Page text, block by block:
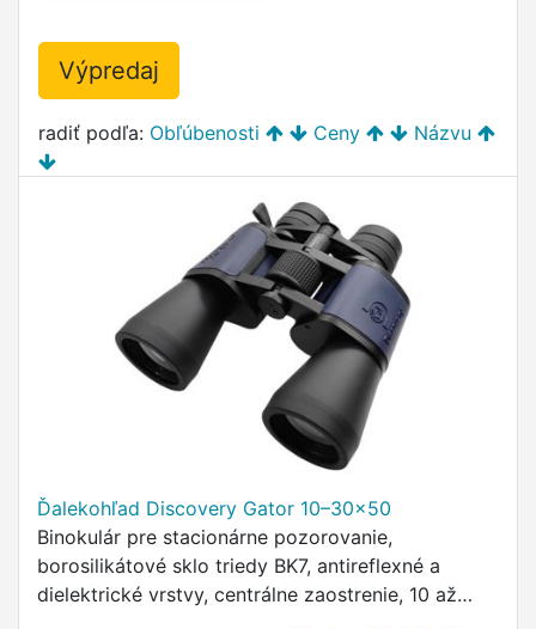
Výpredaj
radiť podľa: Obľúbenosti Ceny Názvu
Ďalekohľad Discovery Gator 10–30x50
Binokulár pre stacionárne pozorovanie,
borosilikátové sklo triedy BK7, antireflexné a
dielektrické vrstvy, centrálne zaostrenie, 10 až